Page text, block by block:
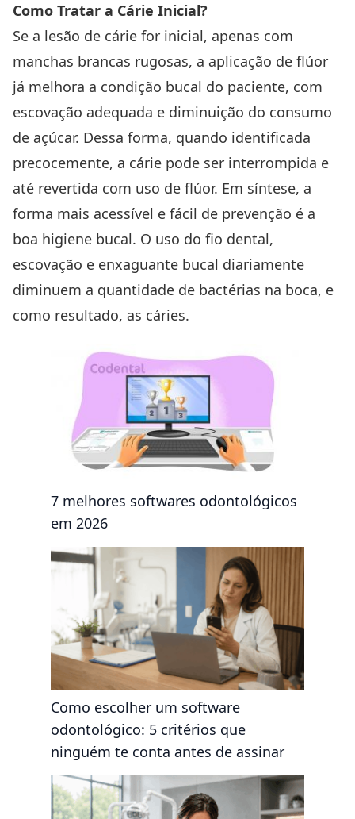
Como Tratar a Cárie Inicial?
Se a lesão de cárie for inicial, apenas com
manchas brancas rugosas, a aplicação de flúor
já melhora a condição bucal do paciente, com
escovação adequada e diminuição do consumo
de açúcar. Dessa forma, quando identificada
precocemente, a cárie pode ser interrompida e
até revertida com uso de flúor. Em síntese, a
forma mais acessível e fácil de prevenção é a
boa higiene bucal. O uso do fio dental,
escovação e enxaguante bucal diariamente
diminuem a quantidade de bactérias na boca, e
como resultado, as cáries.
7 melhores softwares odontológicos
em 2026
Como escolher um software
odontológico: 5 critérios que
ninguém te conta antes de assinar